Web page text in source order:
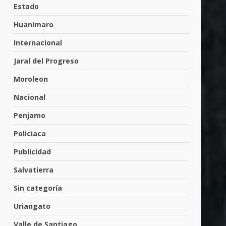
Estado
Huanímaro
Internacional
Jaral del Progreso
Moroleon
Nacional
Penjamo
Policiaca
Publicidad
Salvatierra
Sin categoría
Uriangato
4 3 de agosto de 2026
5
Hombre pierde la vida en
tabiquera
6
31 de julio de 2026
7
Envía Gobierno de la Gente